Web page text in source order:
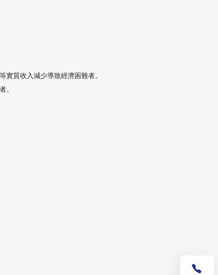
實質收入減少導致經濟困難者。
。